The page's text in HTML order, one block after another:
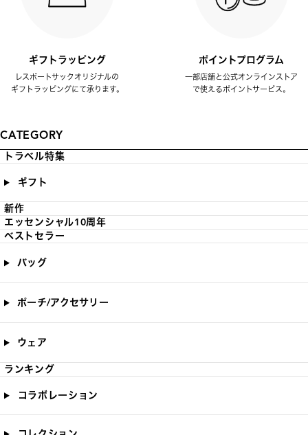
ギフトラッピング
レスポートサックオリジナルの
ギフトラッピングにて承ります。
ポイントプログラム
一部店舗と公式オンラインストア
で使えるポイントサービス。
CATEGORY
トラベル特集
ギフト
新作
エッセンシャル10周年
ベストセラー
バッグ
ポーチ/アクセサリー
ウェア
ランキング
コラボレーション